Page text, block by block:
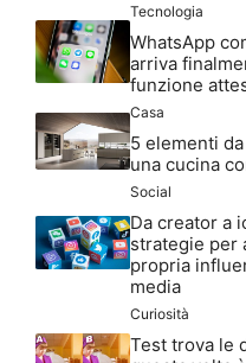
Tecnologia
WhatsApp
arriva
funzione
Casa
5 elementi
una cucina
Social
Da creator a
strategie per
propria
media
Curiosità
Test trova le